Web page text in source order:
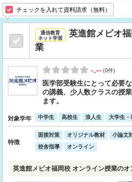
チェックを入れて資料請求（無料）
通信教育
ネット学習
英進館メビオ
業
-.--(0件)
医学部受験生にとって必要
の講義、少人数クラスの授
ます。
対象学年 中学生 高校生 浪人生 大学生・
特徴
面接対策 オリジナル教材 小論文
校舎指導
オンライン
英進館メビオ福岡校 オンライン授業のオ